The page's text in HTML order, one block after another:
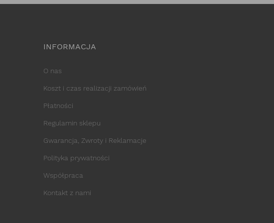
INFORMACJA
O nas
Koszt i czas realizacji zamówień
Płatności
Regulamin sklepu
Gwarancja, Zwroty i Reklamacje
Polityka prywatności
Współpraca
Kontakt z nami